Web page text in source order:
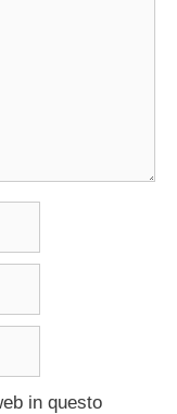
in questo